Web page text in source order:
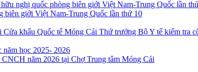
biên giới Việt Nam-Trung Quốc lần thứ 10
Thứ trưởng Bộ Y tế kiểm tra
học 2025- 2026
năm 2026 tại Chợ Trung tâm Móng Cái